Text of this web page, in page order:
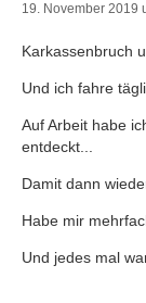
19. November 2019
Karkassenbruch
Und ich fahre
Auf Arbeit habe
entdeckt...
Damit dann
Habe mir
Und jedes mal